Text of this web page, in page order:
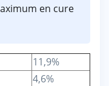
en cure
11,9%
4,6%